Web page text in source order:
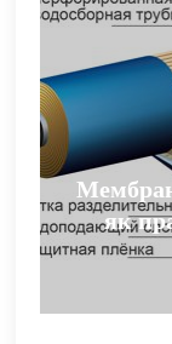
як